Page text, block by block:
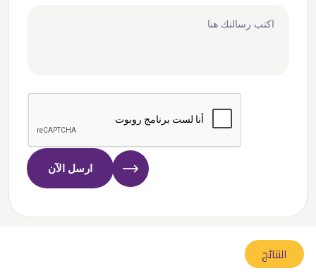
ارسل الآن
النتائج